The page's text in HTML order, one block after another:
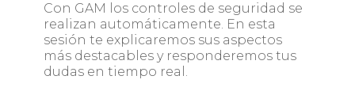
Con GAM los controles de seguridad se
realizan automáticamente. En esta
sesión te explicaremos sus aspectos
más destacables y responderemos tus
dudas en tiempo real.